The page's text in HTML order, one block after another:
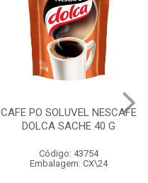
CAFE PO SOLUVEL NESCAFE
DOLCA SACHE 40 G
Código: 43754
Embalagem: CX\24